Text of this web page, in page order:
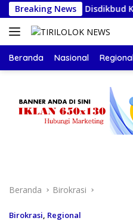
Langsung
ke
konten
Breaking News
Disdikbud Kota
Beranda Nasional
Beranda Birokrasi
Birokrasi, Regional